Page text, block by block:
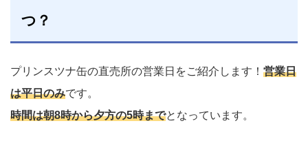
つ？
プリンスツナ缶の直売所の営業日をご紹介します！ 営業日
は平日のみです。
時間は朝8時から夕方の5時までとなっています。